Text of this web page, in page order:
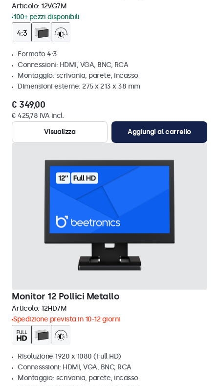
Articolo: 12VG7M
100+ pezzi disponibili
Formato 4:3
Connessioni: HDMI, VGA, BNC, RCA
Montaggio: scrivania, parete, incasso
Dimensioni esterne: 275 x 213 x 38 mm
€ 349,00
€ 425,78 IVA incl.
Visualizza
Aggiungi al carrello
Monitor 12 Pollici Metallo
Articolo: 12HD7M
Spedizione prevista in 10-12 giorni
Risoluzione 1920 x 1080 (Full HD)
Connesssioni: HDMI, VGA, BNC, RCA
Montaggio: scrivania, parete, incasso